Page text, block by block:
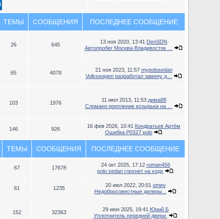
ТЕМЫ СООБЩЕНИЯ ПОСЛЕДНЕЕ СООБЩЕНИЕ
26 645 13 ноя 2020, 13:41 DenSDN
Автопробег Москва-Владивосток …
65 4078 21 ноя 2023, 11:57 mypolosedan
Volkswagen разработал замену д…
103 1976 11 июл 2013, 11:53 дима88
Сломано крепление козырька на …
146 926 16 фев 2026, 10:41 Кондратьев Артём
Ошибка P0327 polo
ТЕМЫ СООБЩЕНИЯ ПОСЛЕДНЕЕ СООБЩЕНИЕ
67 17678 24 окт 2025, 17:12 roman456
polo sedan глохнет на ходу
61 1235 20 июл 2022, 20:01 omev
Недобросовестные дилеры...
152 32363 29 июн 2025, 19:41 Юрий Б
Уплотнитель передней двери.